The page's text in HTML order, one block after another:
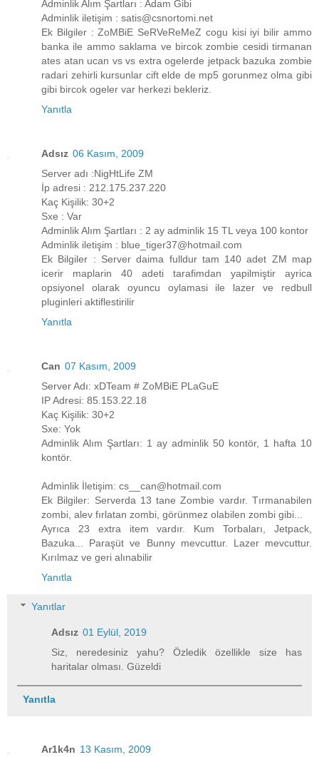
Adminlik Alım Şartları : Adam Gibi
Adminlik iletişim : satis@csnortomi.net
Ek Bilgiler : ZoMBiE SeRVeReMeZ cogu kisi iyi bilir ammo
banka ile ammo saklama ve bircok zombie cesidi tirmanan
ates atan ucan vs vs extra ogelerde jetpack bazuka zombie
radari zehirli kursunlar cift elde de mp5 gorunmez olma gibi
gibi bircok ogeler var herkezi bekleriz.
Yanıtla
Adsız 06 Kasım, 2009
Server adı :NigHtLife ZM
İp adresi : 212.175.237.220
Kaç Kişilik: 30+2
Sxe : Var
Adminlik Alım Şartları : 2 ay adminlik 15 TL veya 100 kontor
Adminlik iletişim : blue_tiger37@hotmail.com
Ek Bilgiler : Server daima fulldur tam 140 adet ZM map
icerir maplarin 40 adeti tarafimdan yapilmiştir ayrica
opsiyonel olarak oyuncu oylamasi ile lazer ve redbull
pluginleri aktiflestirilir
Yanıtla
Can 07 Kasım, 2009
Server Adı: xDTeam # ZoMBiE PLaGuE
IP Adresi: 85.153.22.18
Kaç Kişilik: 30+2
Sxe: Yok
Adminlik Alım Şartları: 1 ay adminlik 50 kontör, 1 hafta 10
kontör.
Adminlik İletişim: cs__can@hotmail.com
Ek Bilgiler: Serverda 13 tane Zombie vardır. Tırmanabilen
zombi, alev fırlatan zombi, görünmez olabilen zombi gibi...
Ayrıca 23 extra item vardır. Kum Torbaları, Jetpack,
Bazuka... Paraşüt ve Bunny mevcuttur. Lazer mevcuttur.
Kırılmaz ve geri alınabilir
Yanıtla
Yanıtlar
Adsız 01 Eylül, 2019
Siz, neredesiniz yahu? Özledik özellikle size has
haritalar olması. Güzeldi
Yanıtla
Ar1k4n 13 Kasım, 2009